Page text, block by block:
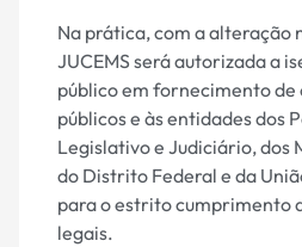
Na prática, com a alteração
JUCEMS será autorizada a
público em fornecimento
públicos e às entidades dos
Legislativo e Judiciário, dos
do Distrito Federal e da
para o estrito cumprimento
legais.